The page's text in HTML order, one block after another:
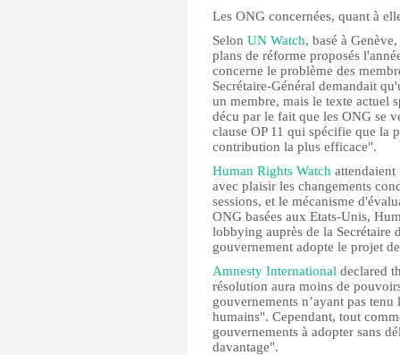
Les ONG concernées, quant à
Selon UN Watch, basé à
plans de réforme proposés
concerne le problème des
Secrétaire-Général demandait
un membre, mais le texte actuel
décu par le fait que les ONG se
clause OP 11 qui spécifie que la
contribution la plus efficace".
Human Rights Watch
avec plaisir les changements
sessions, et le mécanisme
ONG basées aux Etats-Unis,
lobbying auprès de la Secrétaire
gouvernement adopte le projet
Amnesty International declared
résolution aura moins de
gouvernements n’ayant pas
humains". Cependant, tout
gouvernements à adopter sans
davantage".